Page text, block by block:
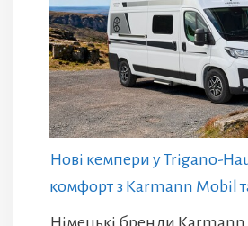
Нові кемпери у Trigano-
комфорт з Karmann Mobil